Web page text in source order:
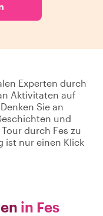
Experten durch
Aktivitaten auf
Sie an
und
durch Fes zu
ist nur einen Klick
in Fes